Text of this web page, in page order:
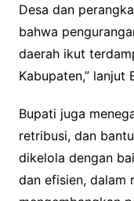
Desa dan
bahwa
daerah ikut
Kabupaten,” lanjut
Bupati juga
retribusi, dan
dikelola dengan
dan efisien, dalam